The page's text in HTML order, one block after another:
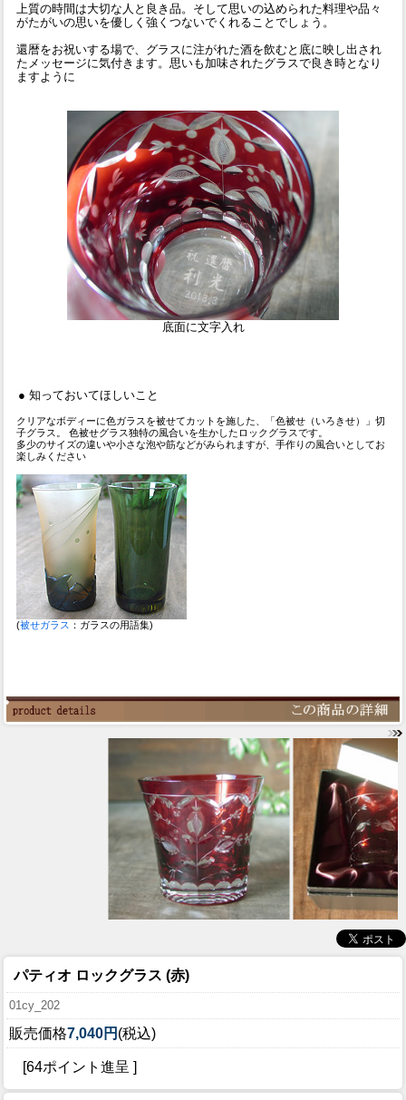
上質の時間は大切な人と良き品。そして思いの込められた料理や品々
がたがいの思いを優しく強くつないでくれることでしょう。
還暦をお祝いする場で、グラスに注がれた酒を飲むと底に映し出され
たメッセージに気付きます。思いも加味されたグラスで良き時となり
ますように
底面に文字入れ
● 知っておいてほしいこと
クリアなボディーに色ガラスを被せてカットを施した、「色被せ（いろきせ）」切
子グラス。 色被せグラス独特の風合いを生かしたロックグラスです。
多少のサイズの違いや小さな泡や筋などがみられますが、手作りの風合いとしてお
楽しみください
(被せガラス ：ガラスの用語集)
パティオ ロックグラス (赤)
01cy_202
販売価格7,040円 (税込)
[64ポイント進呈 ]